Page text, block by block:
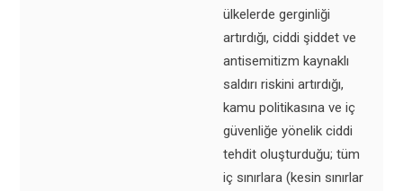
ülkelerde gerginliği
artırdığı, ciddi şiddet ve
antisemitizm kaynaklı
saldırı riskini artırdığı,
kamu politikasına ve iç
güvenliğe yönelik ciddi
tehdit oluşturduğu; tüm
iç sınırlara (kesin sınırlar